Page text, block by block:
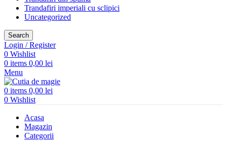
Trandafiri imperiali cu sclipici
Uncategorized
Search
Login / Register
0 Wishlist
0 items 0,00 lei
Menu
0 items 0,00 lei
0 Wishlist
Acasa
Magazin
Categorii